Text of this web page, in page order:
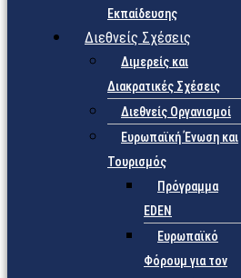
Εκπαίδευσης
Διεθνείς Σχέσεις
Διμερείς και
Διακρατικές Σχέσεις
Διεθνείς Οργανισμοί
Ευρωπαϊκή Ένωση και
Τουρισμός
Πρόγραμμα
EDEN
Ευρωπαϊκό
Φόρουμ για τον